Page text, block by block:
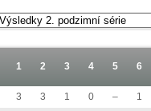
1 2 3 4 5 6
3 3 1 0 – 1